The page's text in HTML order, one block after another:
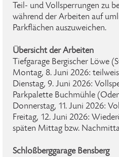
Teil- und Vollsperrungen zu
während der Arbeiten auf
Parkflächen auszuweichen.
Übersicht der Arbeiten
Tiefgarage Bergischer Löwe
Montag, 8. Juni 2026:
Dienstag, 9. Juni 2026:
Parkpalette Buchmühle
Donnerstag, 11. Juni 2026:
Freitag, 12. Juni 2026:
späten Mittag bzw.
Schloßberggarage Bensberg